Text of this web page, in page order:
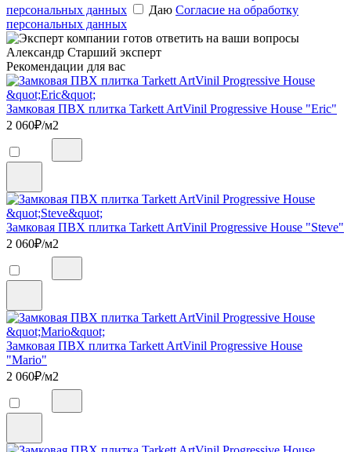
персональных данных
Даю Согласие на обработку
персональных данных
Александр Старший эксперт
Рекомендации для вас
Замковая ПВХ плитка Tarkett ArtVinil Progressive House "Eric"
2 060₽/м2
Замковая ПВХ плитка Tarkett ArtVinil Progressive House "Steve"
2 060₽/м2
Замковая ПВХ плитка Tarkett ArtVinil Progressive House
"Mario"
2 060₽/м2